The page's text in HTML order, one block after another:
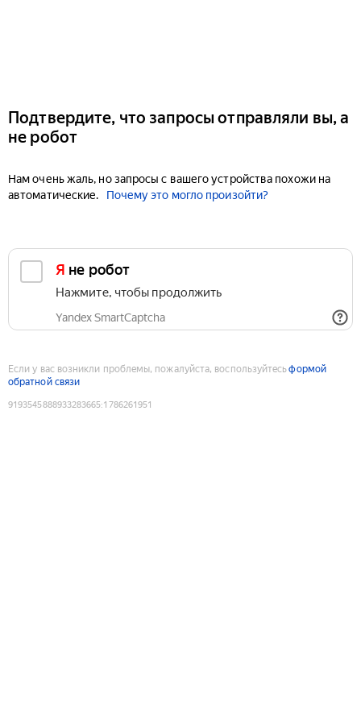
Подтвердите, что запросы отправляли вы, а
не робот
Нам очень жаль, но запросы с вашего устройства похожи на
автоматические.
Почему это могло произойти?
Я не робот
Нажмите, чтобы продолжить
Yandex SmartCaptcha
Если у вас возникли проблемы, пожалуйста, воспользуйтесьформой
обратной связи
9193545888933283665:1786261951